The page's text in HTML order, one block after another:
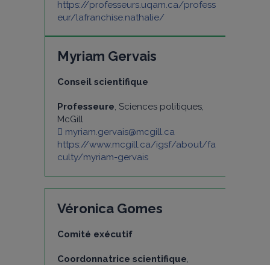
https://professeurs.uqam.ca/profess
eur/lafranchise.nathalie/
Myriam Gervais
Conseil scientifique
Professeure, Sciences politiques,
McGill
myriam.gervais@mcgill.ca
https://www.mcgill.ca/igsf/about/fa
culty/myriam-gervais
Véronica Gomes
Comité exécutif
Coordonnatrice scientifique,